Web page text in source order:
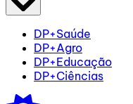
DP+Saúde
DP+Agro
DP+Educação
DP+Ciências